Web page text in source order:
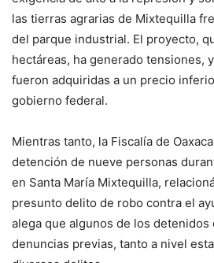
las tierras agrarias de Mixtequilla
del parque industrial. El proyecto,
hectáreas, ha generado tensiones,
fueron adquiridas a un precio
gobierno federal.
Mientras tanto, la Fiscalía de
detención de nueve personas
en Santa María Mixtequilla,
presunto delito de robo contra el
alega que algunos de los detenidos
denuncias previas, tanto a nivel